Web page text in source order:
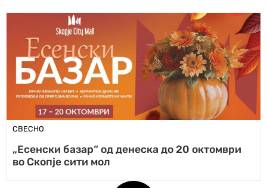
СВЕСНО
„Есенски базар“ од денеска до 20 октомври
во Скопје сити мол